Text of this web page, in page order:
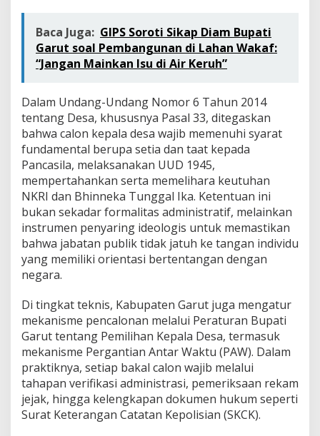
Baca Juga: GIPS Soroti Sikap Diam Bupati
Garut soal Pembangunan di Lahan Wakaf:
“Jangan Mainkan Isu di Air Keruh”
Dalam Undang-Undang Nomor 6 Tahun 2014
tentang Desa, khususnya Pasal 33, ditegaskan
bahwa calon kepala desa wajib memenuhi syarat
fundamental berupa setia dan taat kepada
Pancasila, melaksanakan UUD 1945,
mempertahankan serta memelihara keutuhan
NKRI dan Bhinneka Tunggal Ika. Ketentuan ini
bukan sekadar formalitas administratif, melainkan
instrumen penyaring ideologis untuk memastikan
bahwa jabatan publik tidak jatuh ke tangan individu
yang memiliki orientasi bertentangan dengan
negara.
Di tingkat teknis, Kabupaten Garut juga mengatur
mekanisme pencalonan melalui Peraturan Bupati
Garut tentang Pemilihan Kepala Desa, termasuk
mekanisme Pergantian Antar Waktu (PAW). Dalam
praktiknya, setiap bakal calon wajib melalui
tahapan verifikasi administrasi, pemeriksaan rekam
jejak, hingga kelengkapan dokumen hukum seperti
Surat Keterangan Catatan Kepolisian (SKCK).